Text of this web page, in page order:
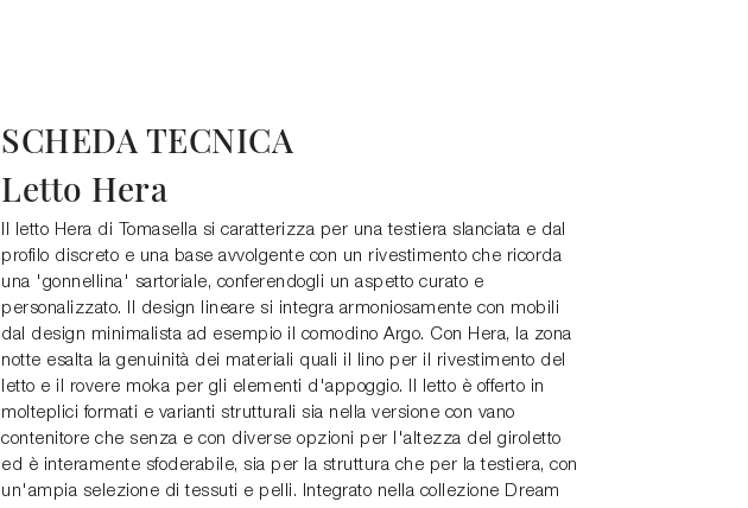
SCHEDA TECNICA
Letto Hera
Il letto Hera di Tomasella si caratterizza per una testiera slanciata e dal
profilo discreto e una base avvolgente con un rivestimento che ricorda
una 'gonnellina' sartoriale, conferendogli un aspetto curato e
personalizzato. Il design lineare si integra armoniosamente con mobili
dal design minimalista ad esempio il comodino Argo. Con Hera, la zona
notte esalta la genuinità dei materiali quali il lino per il rivestimento del
letto e il rovere moka per gli elementi d'appoggio. Il letto è offerto in
molteplici formati e varianti strutturali sia nella versione con vano
contenitore che senza e con diverse opzioni per l'altezza del giroletto
ed è interamente sfoderabile, sia per la struttura che per la testiera, con
un'ampia selezione di tessuti e pelli. Integrato nella collezione Dream